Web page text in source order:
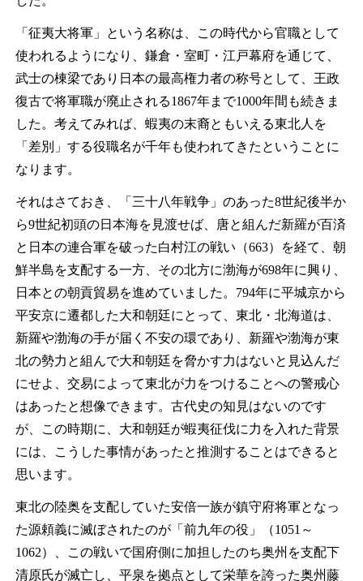
「征夷大将軍」という名称は、この時代から官職として
使われるようになり、鎌倉・室町・江戸幕府を通じて、
武士の棟梁であり日本の最高権力者の称号として、王政
復古で将軍職が廃止される1867年まで1000年間も続きま
した。考えてみれば、蝦夷の末裔ともいえる東北人を
「差別」する役職名が千年も使われてきたということに
なります。
それはさておき、「三十八年戦争」のあった8世紀後半か
ら9世紀初頭の日本海を見渡せば、唐と組んだ新羅が百済
と日本の連合軍を破った白村江の戦い（663）を経て、朝
鮮半島を支配する一方、その北方に渤海が698年に興り、
日本との朝貢貿易を進めていました。794年に平城京から
平安京に遷都した大和朝廷にとって、東北・北海道は、
新羅や渤海の手が届く不安の環であり、新羅や渤海が東
北の勢力と組んで大和朝廷を脅かす力はないと見込んだ
にせよ、交易によって東北が力をつけることへの警戒心
はあったと想像できます。古代史の知見はないのです
が、この時期に、大和朝廷が蝦夷征伐に力を入れた背景
には、こうした事情があったと推測することはできると
思います。
東北の陸奥を支配していた安倍一族が鎮守府将軍となっ
た源頼義に滅ぼされたのが「前九年の役」（1051～
1062）、この戦いで国府側に加担したのち奥州を支配下
清原氏が滅亡し、平泉を拠点として栄華を誇った奥州藤